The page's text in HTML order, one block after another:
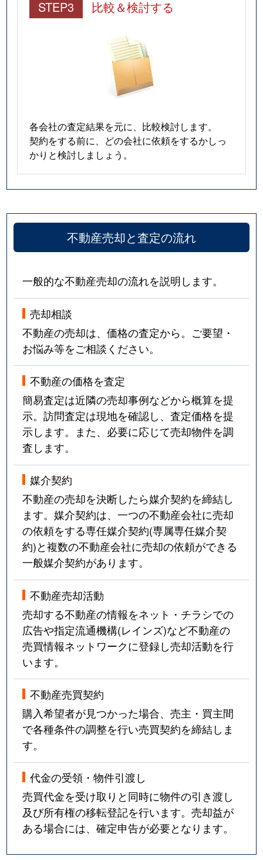
STEP3 比較＆検討する
各会社の査定結果を元に、比較検討します。
契約をする前に、どの会社に依頼をするかしっ
かりと検討しましょう。
不動産売却と査定の流れ
一般的な不動産売却の流れを説明します。
売却相談
不動産の売却は、価格の査定から。ご要望・
お悩み等をご相談ください。
不動産の価格を査定
簡易査定は近隣の売却事例などから概算を提
示。訪問査定は現地を確認し、査定価格を提
示します。また、必要に応じて売却物件を調
査します。
媒介契約
不動産の売却を決断したら媒介契約を締結し
ます。媒介契約は、一つの不動産会社に売却
の依頼をする専任媒介契約(専属専任媒介契
約)と複数の不動産会社に売却の依頼ができる
一般媒介契約があります。
不動産売却活動
売却する不動産の情報をネット・チラシでの
広告や指定流通機構(レインズ)など不動産の
売買情報ネットワークに登録し売却活動を行
います。
不動産売買契約
購入希望者が見つかった場合、売主・買主間
で各種条件の調整を行い売買契約を締結しま
す。
代金の受領・物件引渡し
売買代金を受け取りと同時に物件の引き渡し
及び所有権の移転登記を行います。売却益が
ある場合には、確定申告が必要となります。